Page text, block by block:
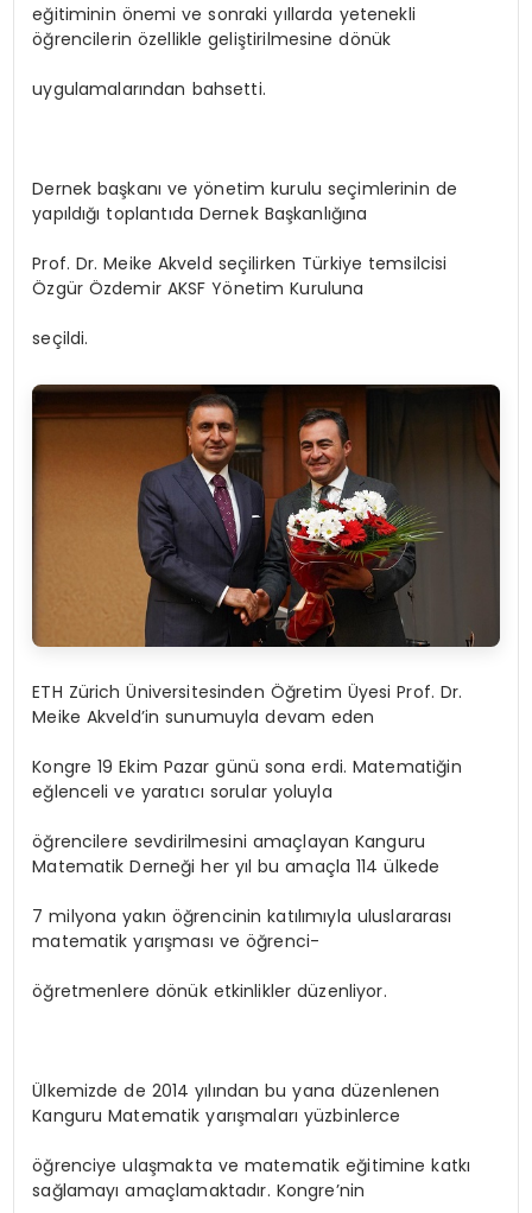
eğitiminin önemi ve sonraki yıllarda yetenekli
öğrencilerin özellikle geliştirilmesine dönük
uygulamalarından bahsetti.
Dernek başkanı ve yönetim kurulu seçimlerinin de
yapıldığı toplantıda Dernek Başkanlığına
Prof. Dr. Meike Akveld seçilirken Türkiye temsilcisi
Özgür Özdemir AKSF Yönetim Kuruluna
seçildi.
ETH Zürich Üniversitesinden Öğretim Üyesi Prof. Dr.
Meike Akveld’in sunumuyla devam eden
Kongre 19 Ekim Pazar günü sona erdi. Matematiğin
eğlenceli ve yaratıcı sorular yoluyla
öğrencilere sevdirilmesini amaçlayan Kanguru
Matematik Derneği her yıl bu amaçla 114 ülkede
7 milyona yakın öğrencinin katılımıyla uluslararası
matematik yarışması ve öğrenci-
öğretmenlere dönük etkinlikler düzenliyor.
Ülkemizde de 2014 yılından bu yana düzenlenen
Kanguru Matematik yarışmaları yüzbinlerce
öğrenciye ulaşmakta ve matematik eğitimine katkı
sağlamayı amaçlamaktadır. Kongre’nin